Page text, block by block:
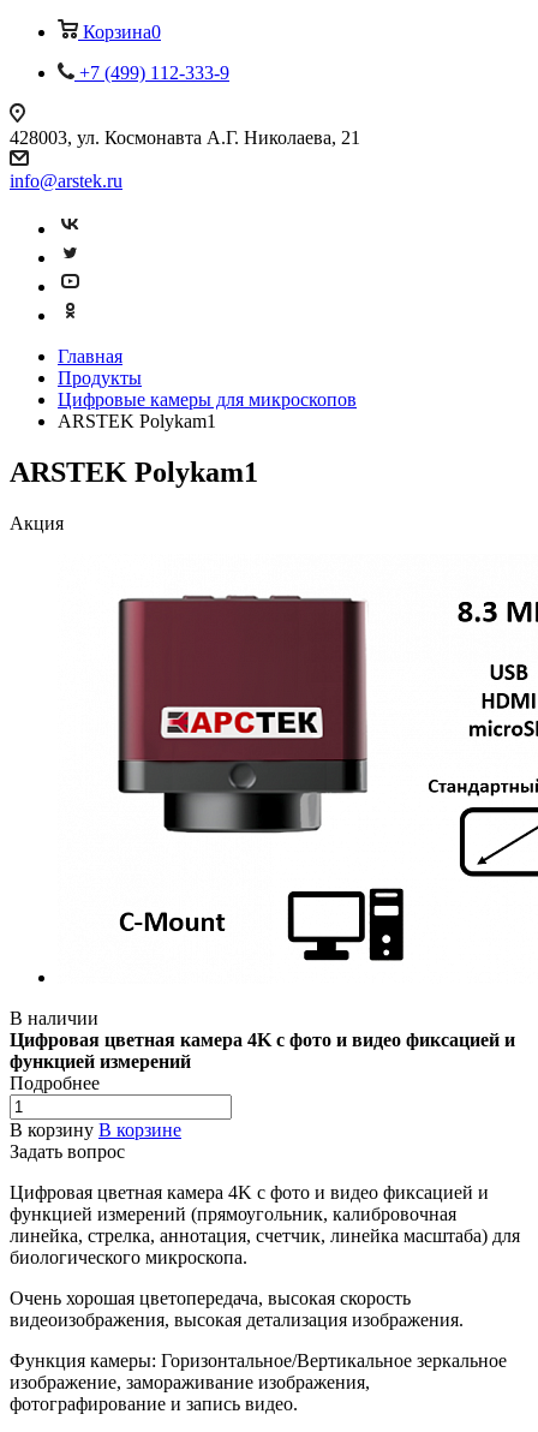
Корзина0
+7 (499) 112-333-9
428003, ул. Космонавта А.Г. Николаева, 21
info@arstek.ru
Главная
Продукты
Цифровые камеры для микроскопов
ARSTEK Polykam1
ARSTEK Polykam1
Акция
В наличии
Цифровая цветная камера 4K с фото и видео фиксацией и
функцией измерений
Подробнее
В корзину В корзине
Задать вопрос
Цифровая цветная камера 4K с фото и видео фиксацией и
функцией измерений (прямоугольник, калибровочная
линейка, стрелка, аннотация, счетчик, линейка масштаба) для
биологического микроскопа.
Очень хорошая цветопередача, высокая скорость
видеоизображения, высокая детализация изображения.
Функция камеры: Горизонтальное/Вертикальное зеркальное
изображение, замораживание изображения,
фотографирование и запись видео.